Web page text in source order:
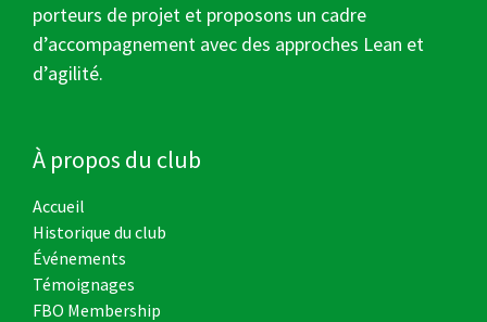
porteurs de projet et proposons un cadre
d’accompagnement avec des approches Lean et
d’agilité.
À propos du club
Accueil
Historique du club
Événements
Témoignages
FBO Membership